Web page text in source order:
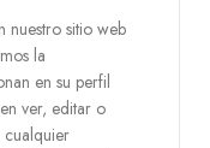
nuestro sitio web
la
en su perfil
ver, editar o
cualquier